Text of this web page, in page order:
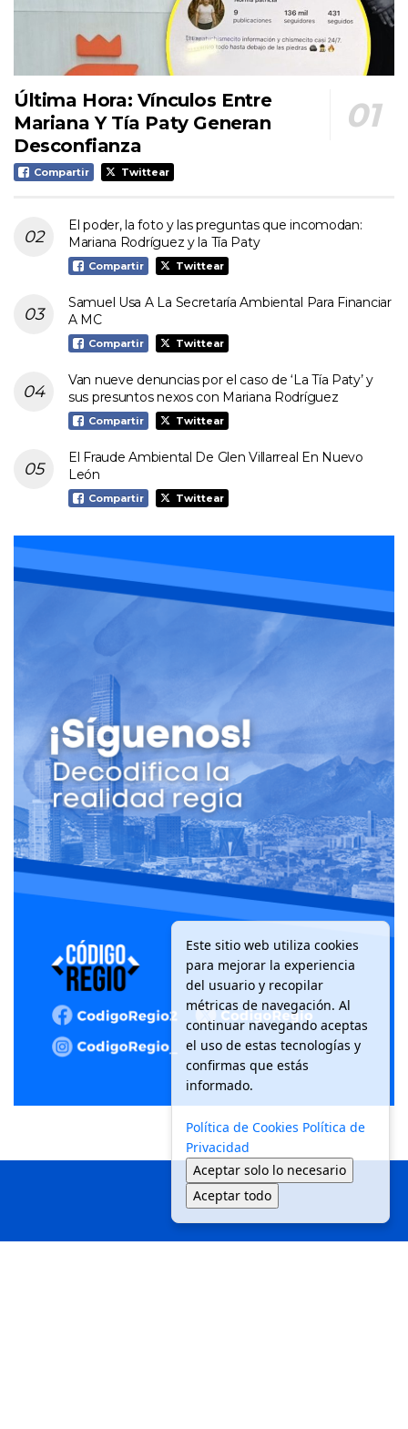
Última Hora: Vínculos Entre
Mariana Y Tía Paty Generan
Desconfianza
Compartir Twittear
El poder, la foto y las preguntas que incomodan:
Mariana Rodríguez y la Tía Paty
Compartir Twittear
Samuel Usa A La Secretaría Ambiental Para Financiar
A MC
Compartir Twittear
Van nueve denuncias por el caso de ‘La Tía Paty’ y
sus presuntos nexos con Mariana Rodríguez
Compartir Twittear
El Fraude Ambiental De Glen Villarreal En Nuevo
León
Compartir Twittear
Este sitio web utiliza cookies
para mejorar la experiencia
del usuario y recopilar
métricas de navegación. Al
continuar navegando aceptas
el uso de estas tecnologías y
confirmas que estás
informado.
Política de Cookies Política de
Privacidad
Aceptar solo lo necesario
Aceptar todo